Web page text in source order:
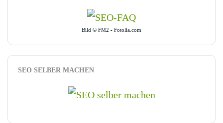
Bild © FM2 - Fotolia.com
SEO SELBER MACHEN